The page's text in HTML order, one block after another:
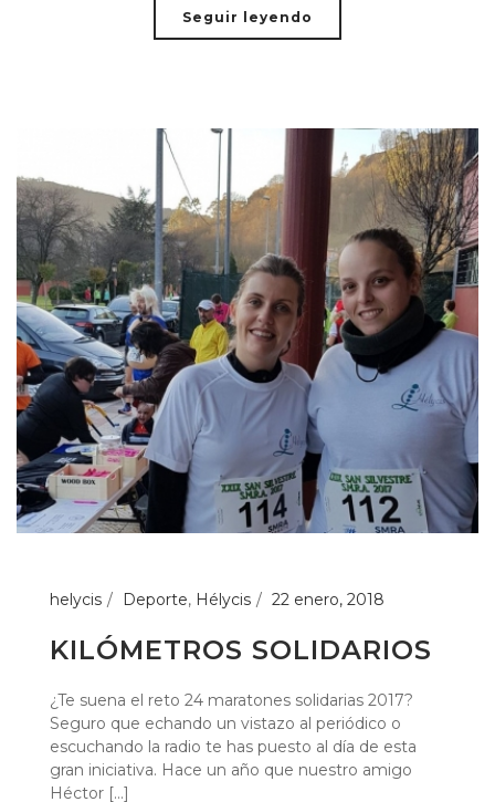
Seguir leyendo
helycis Deporte, Hélycis 22 enero, 2018
KILÓMETROS SOLIDARIOS
¿Te suena el reto 24 maratones solidarias 2017?
Seguro que echando un vistazo al periódico o
escuchando la radio te has puesto al día de esta
gran iniciativa. Hace un año que nuestro amigo
Héctor [...]